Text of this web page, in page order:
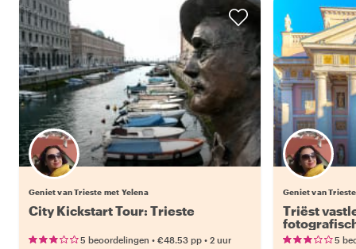
Geniet van Trieste met Yelena
City Kickstart Tour: Trieste
5 beoordelingen • €48.53 pp • 2 uur
Geniet van
Triëst
5